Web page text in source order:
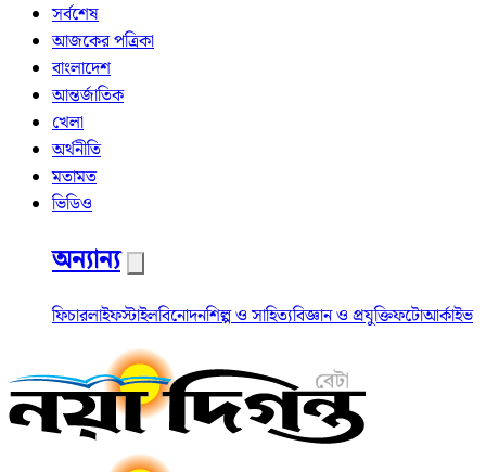
সর্বশেষ
আজকের পত্রিকা
বাংলাদেশ
আন্তর্জাতিক
খেলা
অর্থনীতি
মতামত
ভিডিও
অন্যান্য
ফিচারলাইফস্টাইলবিনোদনশিল্প ও সাহিত্যবিজ্ঞান ও প্রযুক্তিফটোআর্কাইভ